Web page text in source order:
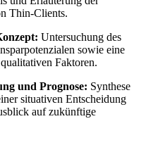
Thin-Clients.
Untersuchung des
sowie eine
Faktoren.
und Prognose: Synthese
situativen Entscheidung
auf zukünftige